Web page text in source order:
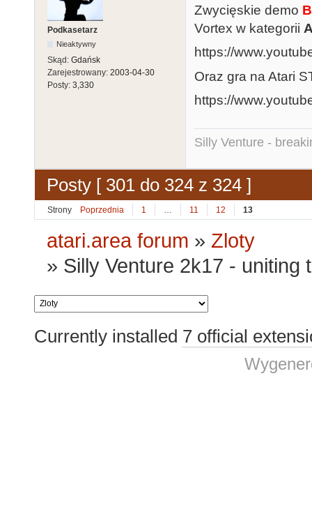
Podkasetarz
Nieaktywny
Skąd: Gdańsk
Zarejestrowany: 2003-04-30
Posty: 3,330
Zwycięskie demo
Vortex w kategorii
https://
Oraz gra na Atari
https://
Silly Venture -
Posty [ 301 do 324 z 324 ]
Strony Poprzednia 1 … 11 12 13
atari.area forum » Zloty
» Silly Venture 2k17 - uniting
Currently installed 7 official